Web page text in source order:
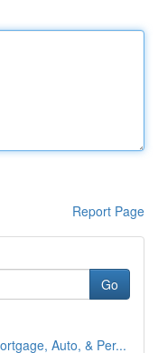
Report Page
Go
Auto, & Per...